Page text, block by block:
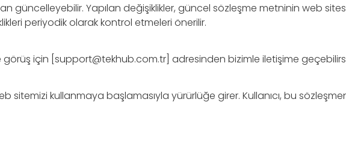
güncelleyebilir. Yapılan değişiklikler, güncel sözleşme metninin web
periyodik olarak kontrol etmeleri önerilir.
için [ support@tekhub.com.tr] adresinden bizimle iletişime
sitemizi kullanmaya başlamasıyla yürürlüğe girer. Kullanıcı, bu